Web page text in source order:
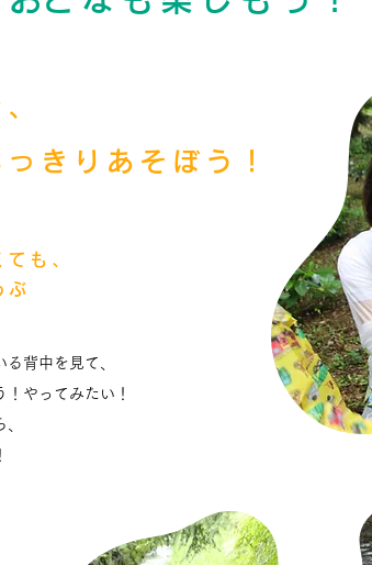
きりあそぼう！
も、
ぶ
背中を見て、
やってみたい！